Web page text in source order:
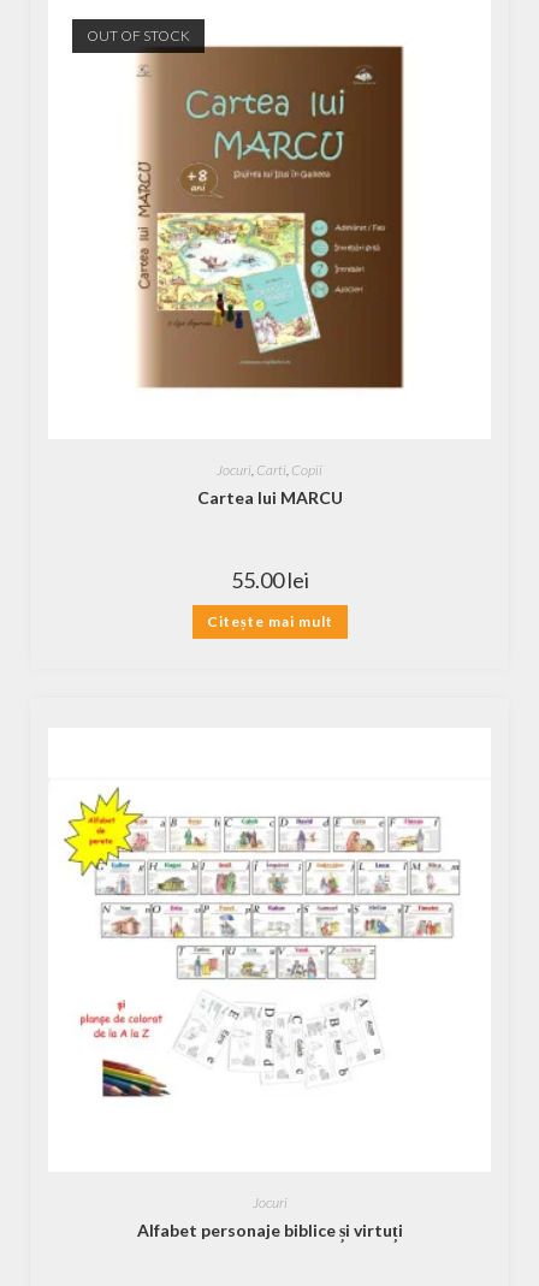
OUT OF STOCK
Jocuri Carti Copii
Cartea lui MARCU
55.00lei
Citește mai mult
Jocuri
Alfabet personaje biblice și virtuți